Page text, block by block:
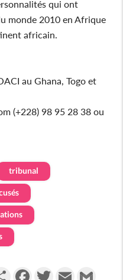
qui ont
monde 2010 en Afrique
africain.
au Ghana, Togo et
(+228) 98 95 28 38 ou
tribunal
PartagerFacebookTwitterEmail